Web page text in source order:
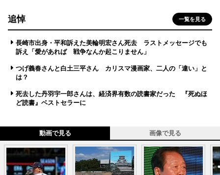
追悼 一覧を見る
長崎市出身・平和訴えた美輪明宏さん死去 ラストメッセージでも
訴え「愛があれば 戦争なんか起こりません」
つげ義春さんと白土三平さん カリスマ漫画家、二人の「違い」と
は？
死去した丹羽宇一郎さんは、経済界有数の読書家だった 『死ぬほ
ど読書』ベストセラーに
動画で見る 画像で見る